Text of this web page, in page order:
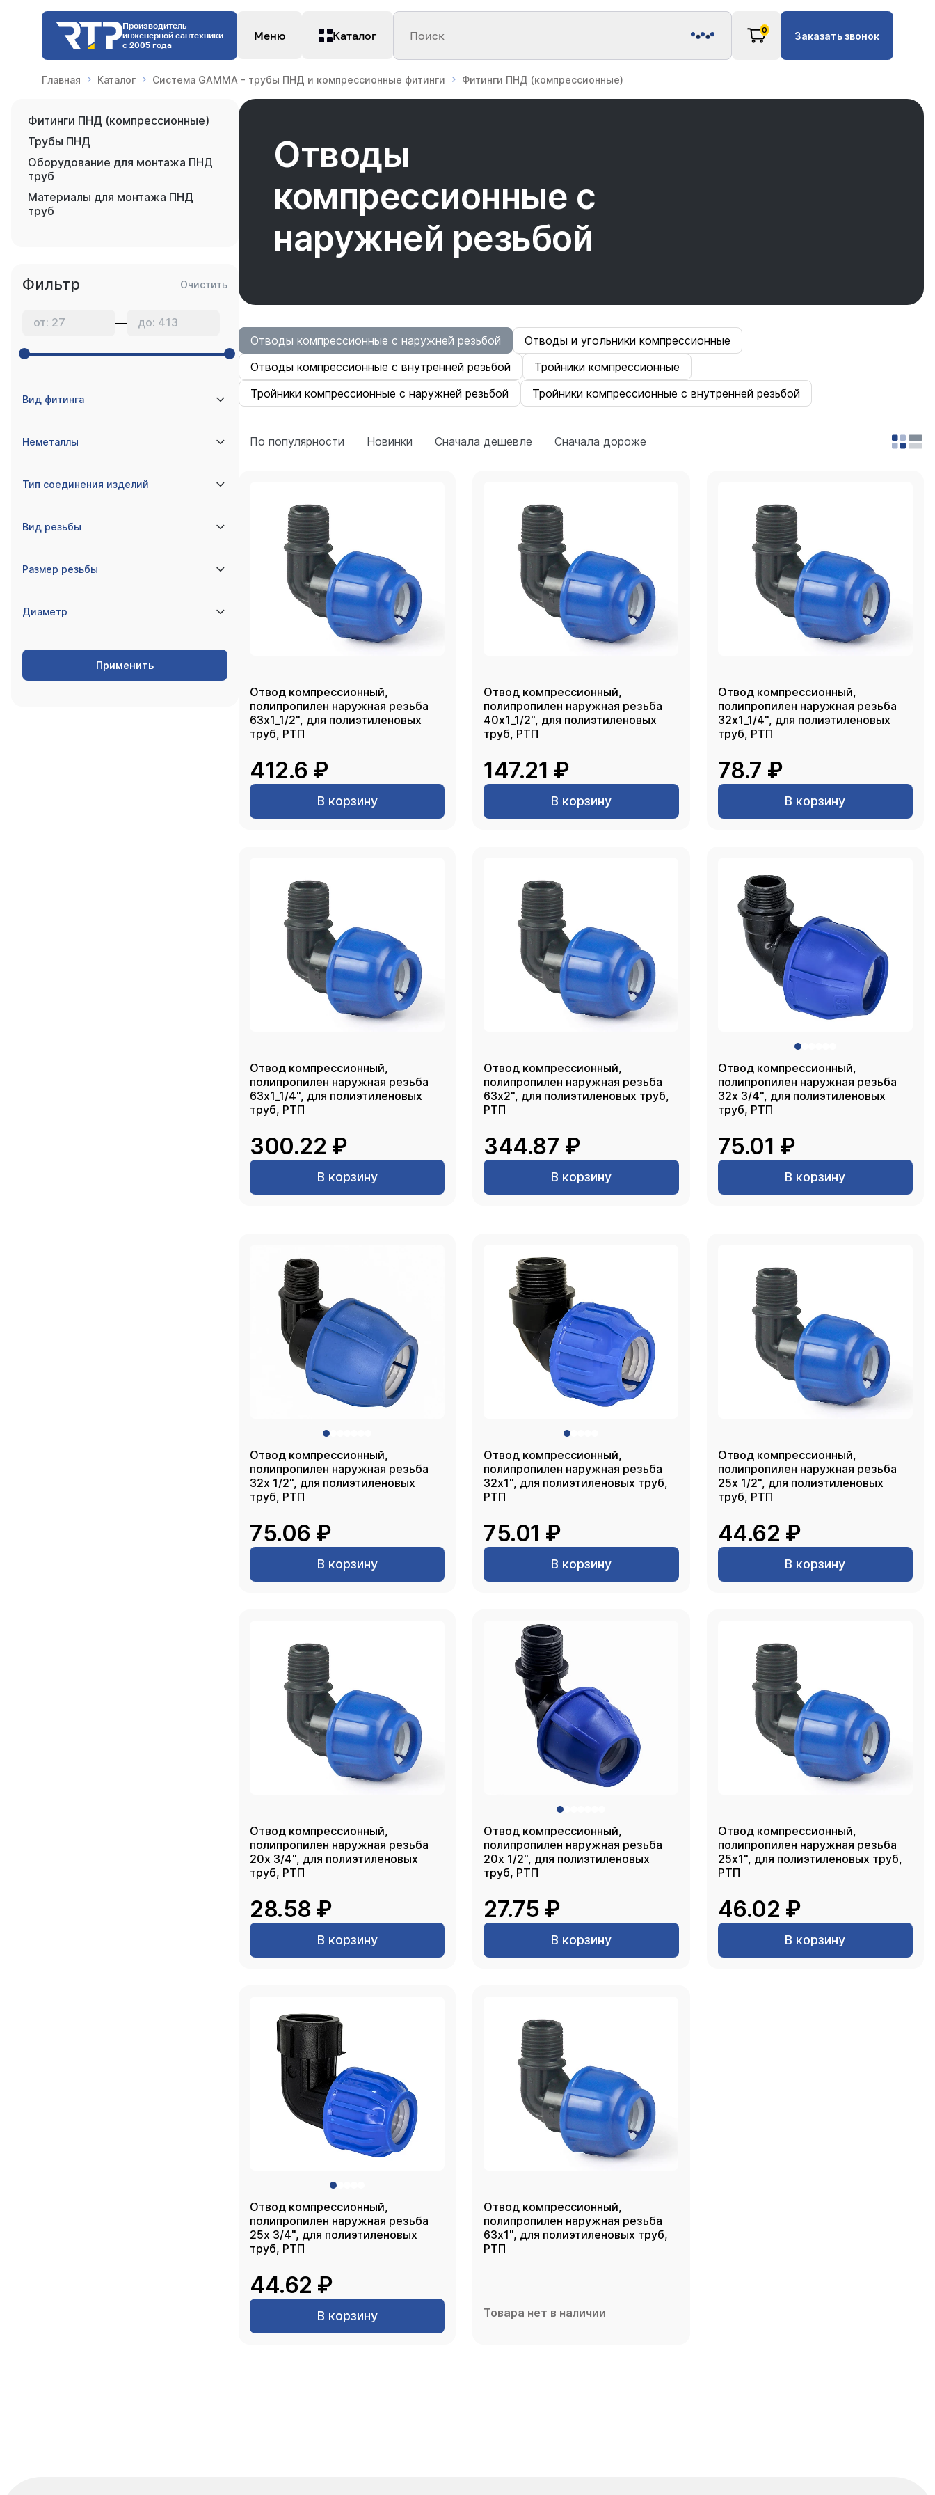
Производитель
инженерной сантехники
с 2005 года
Меню Каталог Поиск 0 Заказать звонок
Главная Каталог Система GAMMA - трубы ПНД и компрессионные фитинги Фитинги ПНД (компрессионные)
Фитинги ПНД (компрессионные)
Трубы ПНД
Оборудование для монтажа ПНД
труб
Материалы для монтажа ПНД
труб
Фильтр Очистить
—
Вид фитинга
Неметаллы
Тип соединения изделий
Вид резьбы
Размер резьбы
Диаметр
Применить
Отводы
компрессионные с
наружней резьбой
Отводы компрессионные с наружней резьбой
Отводы и угольники компрессионные
Отводы компрессионные с внутренней резьбой
Тройники компрессионные
Тройники компрессионные с наружней резьбой
Тройники компрессионные с внутренней резьбой
По популярности Новинки Сначала дешевле Сначала дороже
Отвод компрессионный,
полипропилен наружная резьба
63х1_1/2", для полиэтиленовых
труб, РТП
412.6 ₽
В корзину
Отвод компрессионный,
полипропилен наружная резьба
40х1_1/2", для полиэтиленовых
труб, РТП
147.21 ₽
В корзину
Отвод компрессионный,
полипропилен наружная резьба
32х1_1/4", для полиэтиленовых
труб, РТП
78.7 ₽
В корзину
Отвод компрессионный,
полипропилен наружная резьба
63х1_1/4", для полиэтиленовых
труб, РТП
300.22 ₽
В корзину
Отвод компрессионный,
полипропилен наружная резьба
63х2", для полиэтиленовых труб,
РТП
344.87 ₽
В корзину
Отвод компрессионный,
полипропилен наружная резьба
32х 3/4", для полиэтиленовых
труб, РТП
75.01 ₽
В корзину
Отвод компрессионный,
полипропилен наружная резьба
32х 1/2", для полиэтиленовых
труб, РТП
75.06 ₽
В корзину
Отвод компрессионный,
полипропилен наружная резьба
32х1", для полиэтиленовых труб,
РТП
75.01 ₽
В корзину
Отвод компрессионный,
полипропилен наружная резьба
25х 1/2", для полиэтиленовых
труб, РТП
44.62 ₽
В корзину
Отвод компрессионный,
полипропилен наружная резьба
20х 3/4", для полиэтиленовых
труб, РТП
28.58 ₽
В корзину
Отвод компрессионный,
полипропилен наружная резьба
20х 1/2", для полиэтиленовых
труб, РТП
27.75 ₽
В корзину
Отвод компрессионный,
полипропилен наружная резьба
25х1", для полиэтиленовых труб,
РТП
46.02 ₽
В корзину
Отвод компрессионный,
полипропилен наружная резьба
25х 3/4", для полиэтиленовых
труб, РТП
44.62 ₽
В корзину
Отвод компрессионный,
полипропилен наружная резьба
63х1", для полиэтиленовых труб,
РТП
Товара нет в наличии